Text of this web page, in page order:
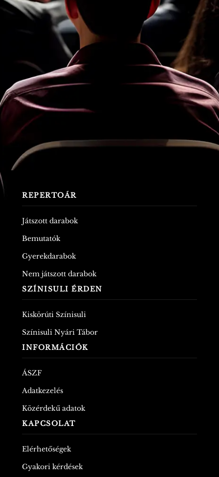
REPERTOÁR
Játszott darabok
Bemutatók
Gyerekdarabok
Nem játszott darabok
SZÍNISULI ÉRDEN
Kiskörúti Színisuli
Színisuli Nyári Tábor
INFORMÁCIÓK
ÁSZF
Adatkezelés
Közérdekű adatok
KAPCSOLAT
Elérhetőségek
Gyakori kérdések